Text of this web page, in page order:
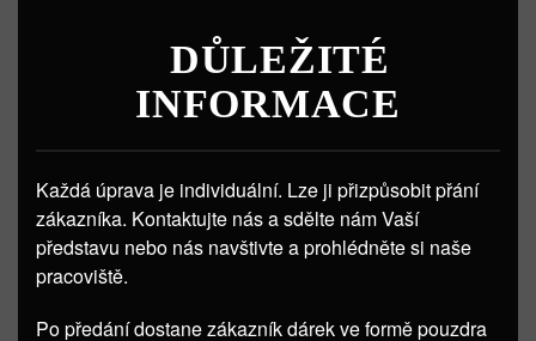
DŮLEŽITÉ
INFORMACE
Každá úprava je individuální. Lze ji přizpůsobit přání
zákazníka. Kontaktujte nás a sdělte nám Vaší
představu nebo nás navštivte a prohlédněte si naše
pracoviště.
Po předání dostane zákazník dárek ve formě pouzdra